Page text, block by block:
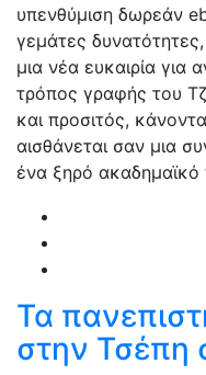
υπενθύμιση δωρεάν
γεμάτες
μια νέα ευκαιρία για
τρόπος γραφής του
και προσιτός,
αισθάνεται σαν μια
ένα ξηρό ακαδημαϊκό
Τα
στην Τσέπη